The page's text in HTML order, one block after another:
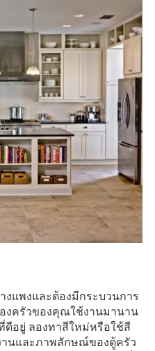
แพงและต้องมีกระบวนการ
งครัวของคุณใช้งานมานาน
ดีอยู่ ลองทาสีใหม่หรือใช้สี
านและภาพลักษณ์ของตู้ครัว